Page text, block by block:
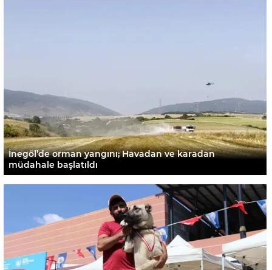
İnegöl’de orman yangını; Havadan ve karadan
müdahale başlatıldı